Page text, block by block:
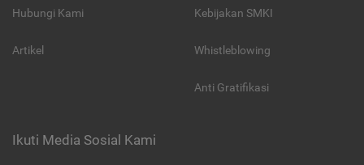
Hubungi Kami
Artikel
Kebijakan SMKI
Whistleblowing
Anti Gratifikasi
Ikuti Media Sosial Kami